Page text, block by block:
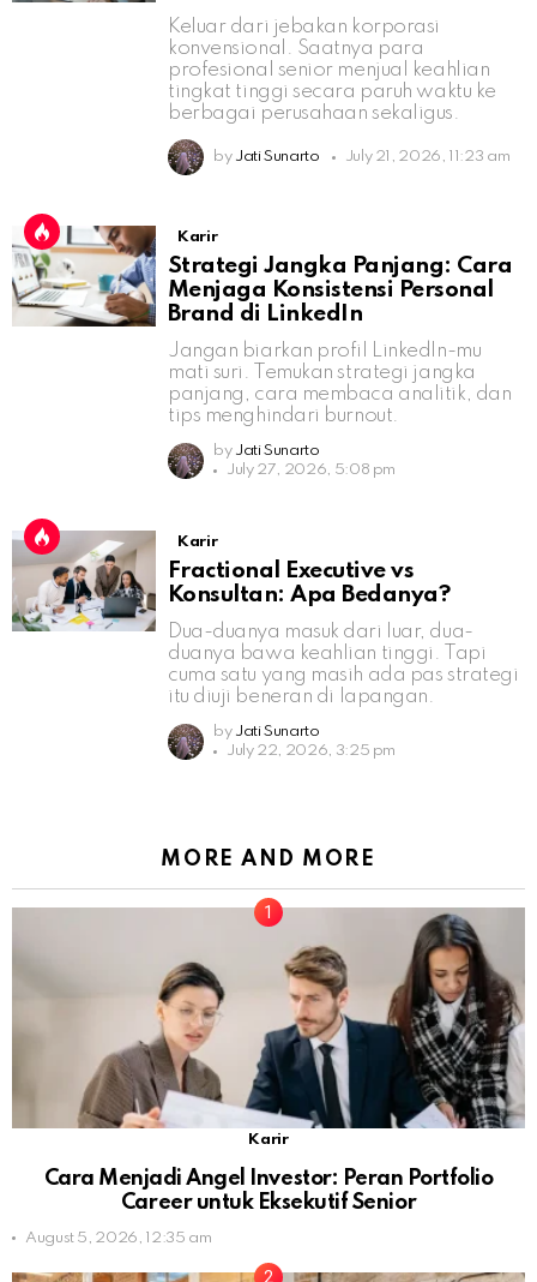
Keluar dari jebakan korporasi
konvensional. Saatnya para
profesional senior menjual keahlian
tingkat tinggi secara paruh waktu ke
berbagai perusahaan sekaligus.
by Jati Sunarto July 21, 2026, 11:23 am
Karir
Strategi Jangka Panjang: Cara
Menjaga Konsistensi Personal
Brand di LinkedIn
Jangan biarkan profil LinkedIn-mu
mati suri. Temukan strategi jangka
panjang, cara membaca analitik, dan
tips menghindari burnout.
by Jati Sunarto
July 27, 2026, 5:08 pm
Karir
Fractional Executive vs
Konsultan: Apa Bedanya?
Dua-duanya masuk dari luar, dua-
duanya bawa keahlian tinggi. Tapi
cuma satu yang masih ada pas strategi
itu diuji beneran di lapangan.
by Jati Sunarto
July 22, 2026, 3:25 pm
MORE AND MORE
Karir
Cara Menjadi Angel Investor: Peran Portfolio
Career untuk Eksekutif Senior
August 5, 2026, 12:35 am